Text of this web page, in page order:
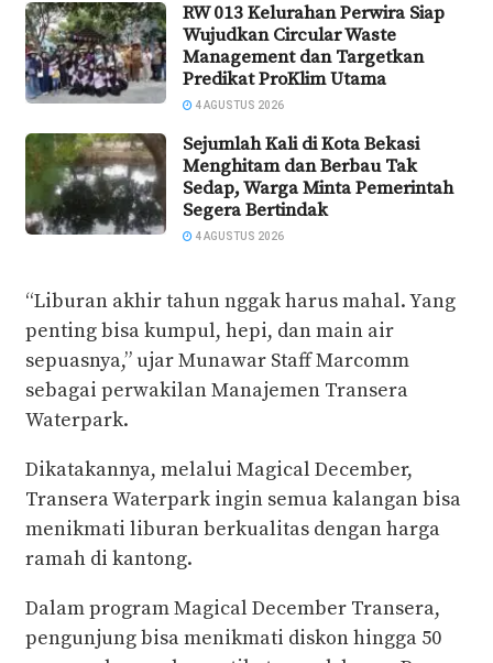
RW 013 Kelurahan Perwira Siap
Wujudkan Circular Waste
Management dan Targetkan
Predikat ProKlim Utama
4 AGUSTUS 2026
Sejumlah Kali di Kota Bekasi
Menghitam dan Berbau Tak
Sedap, Warga Minta Pemerintah
Segera Bertindak
4 AGUSTUS 2026
“Liburan akhir tahun nggak harus mahal. Yang
penting bisa kumpul, hepi, dan main air
sepuasnya,” ujar Munawar Staff Marcomm
sebagai perwakilan Manajemen Transera
Waterpark.
Dikatakannya, melalui Magical December,
Transera Waterpark ingin semua kalangan bisa
menikmati liburan berkualitas dengan harga
ramah di kantong.
Dalam program Magical December Transera,
pengunjung bisa menikmati diskon hingga 50